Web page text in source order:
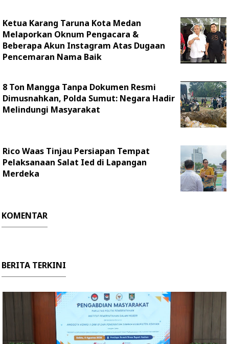
Ketua Karang Taruna Kota Medan
Melaporkan Oknum Pengacara &
Beberapa Akun Instagram Atas Dugaan
Pencemaran Nama Baik
8 Ton Mangga Tanpa Dokumen Resmi
Dimusnahkan, Polda Sumut: Negara Hadir
Melindungi Masyarakat
Rico Waas Tinjau Persiapan Tempat
Pelaksanaan Salat Ied di Lapangan
Merdeka
KOMENTAR
BERITA TERKINI